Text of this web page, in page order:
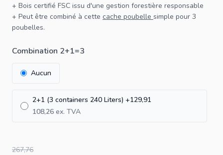
+ Bois certifié FSC issu d'une gestion forestière responsable
+ Peut être combiné à cette cache poubelle simple pour 3
poubelles.
Combination 2+1=3
Aucun
2+1 (3 containers 240 Liters) +129,91
108,26
267,76